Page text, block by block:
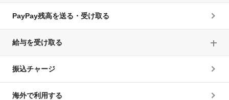
PayPay残高を送る・受け取る
給与を受け取る
振込チャージ
海外で利用する